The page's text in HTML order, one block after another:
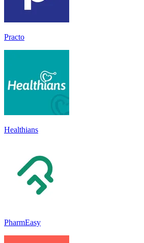
Practo
Healthians
PharmEasy